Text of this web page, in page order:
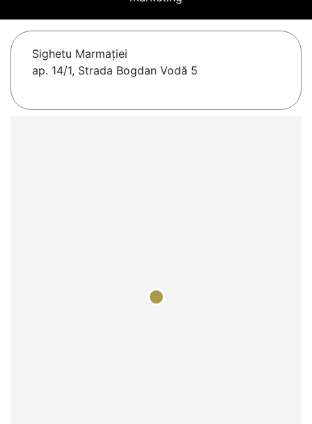
Sighetu Marmaţiei
ap. 14/1, Strada Bogdan Vodă 5